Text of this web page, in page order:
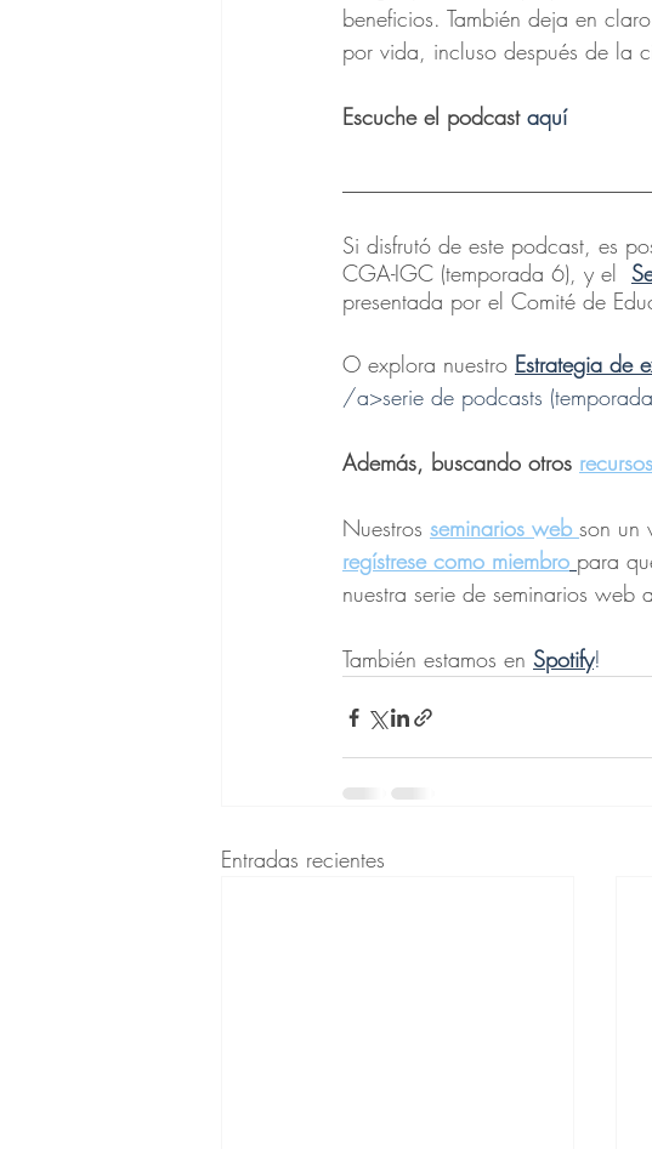
beneficios. También deja en
por vida, incluso después de la
Escuche el podcast aquí
Si disfrutó de este podcast, es
CGA-IGC (temporada 6), y el
presentada por el Comité de
O explora nuestro Estrategia de
/a>serie de podcasts
Además, buscando otros
Nuestros seminarios web son un
regístrese como miembro para
nuestra serie de seminarios web
También estamos en Spotify!
Entradas recientes